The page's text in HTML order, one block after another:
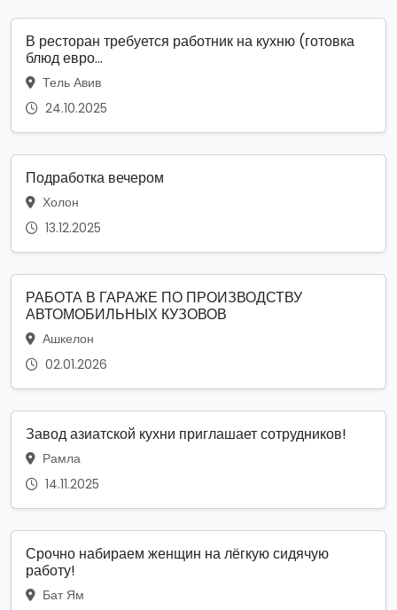
В ресторан требуется работник на кухню (готовка
блюд евро...
Тель Авив
24.10.2025
Подработка вечером
Холон
13.12.2025
РАБОТА В ГАРАЖЕ ПО ПРОИЗВОДСТВУ
АВТОМОБИЛЬНЫХ КУЗОВОВ
Ашкелон
02.01.2026
Завод азиатской кухни приглашает сотрудников!
Рамла
14.11.2025
Срочно набираем женщин на лёгкую сидячую
работу!
Бат Ям